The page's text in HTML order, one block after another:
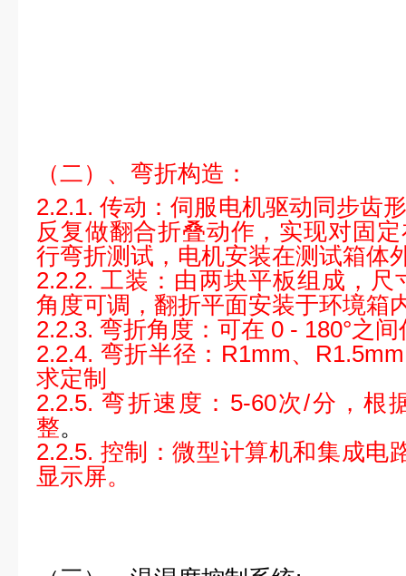
（二）、弯折构造：
2.2.1.传动：伺服电机驱动同步齿
反复做翻合折叠动作，实现对固
行弯折测试，电机安装在测试箱体
2.2.2.工装： 由两块平板组成，尺
角度可调，翻折平面安装于环境箱
2.2.3. 弯折角度： 可在 0 - 180°之
2.2.4. 弯折半径： R1mm、
求定制
2.2.5. 弯折速度 ：5-60次/分，根
整。
2.2.5. 控制：微型计算机和集成电
显示屏。